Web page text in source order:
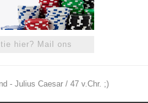
hier? Mail ons
- Julius Caesar / 47 v.Chr. ;)